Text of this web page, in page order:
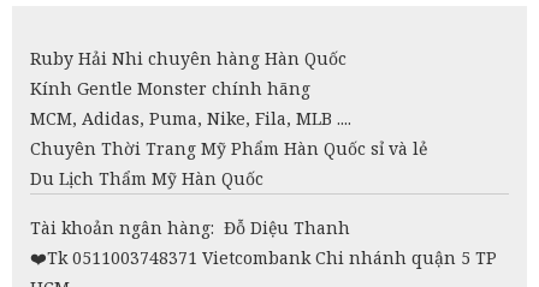
Ruby Hải Nhi chuyên hàng Hàn Quốc
Kính Gentle Monster chính hãng
MCM, Adidas, Puma, Nike, Fila, MLB ....
Chuyên Thời Trang Mỹ Phẩm Hàn Quốc sỉ và lẻ
Du Lịch Thẩm Mỹ Hàn Quốc
Tài khoản ngân hàng: Đỗ Diệu Thanh
❤️Tk 0511003748371 Vietcombank Chi nhánh quận 5 TP